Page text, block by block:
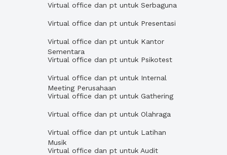
Virtual office dan pt untuk Serbaguna
Virtual office dan pt untuk Presentasi
Virtual office dan pt untuk Kantor
Sementara
Virtual office dan pt untuk Psikotest
Virtual office dan pt untuk Internal
Meeting Perusahaan
Virtual office dan pt untuk Gathering
Virtual office dan pt untuk Olahraga
Virtual office dan pt untuk Latihan
Musik
Virtual office dan pt untuk Audit